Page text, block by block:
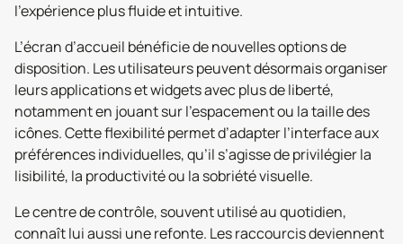
l’expérience plus fluide et intuitive.
L’écran d’accueil bénéficie de nouvelles options de
disposition. Les utilisateurs peuvent désormais organiser
leurs applications et widgets avec plus de liberté,
notamment en jouant sur l’espacement ou la taille des
icônes. Cette flexibilité permet d’adapter l’interface aux
préférences individuelles, qu’il s’agisse de privilégier la
lisibilité, la productivité ou la sobriété visuelle.
Le centre de contrôle, souvent utilisé au quotidien,
connaît lui aussi une refonte. Les raccourcis deviennent